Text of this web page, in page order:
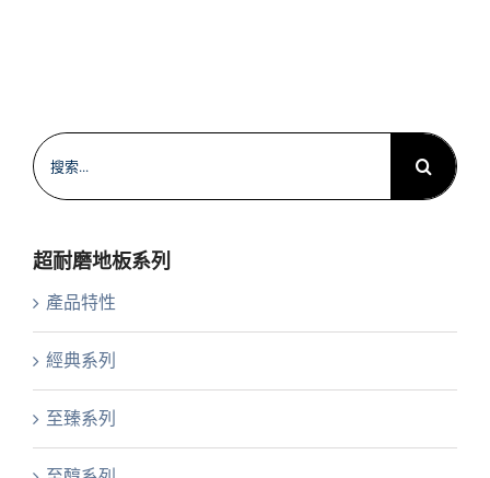
搜
索
果：
超耐磨地板系列
產品特性
經典系列
至臻系列